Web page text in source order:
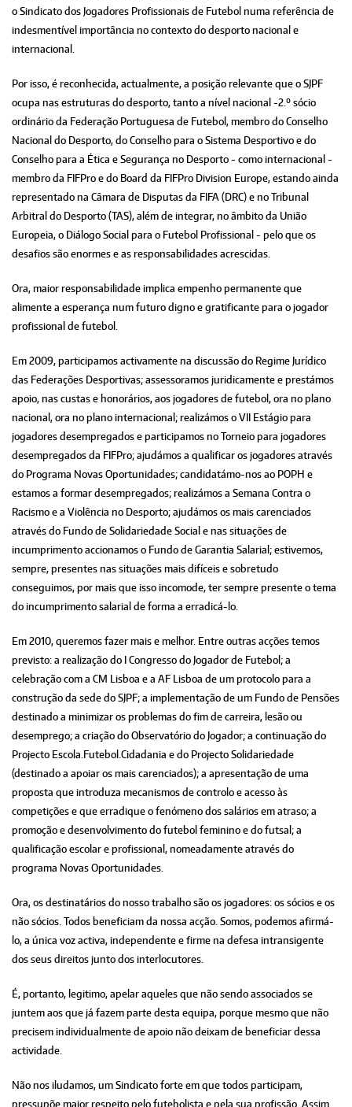
o Sindicato dos Jogadores Profissionais de Futebol numa referência de
indesmentível importância no contexto do desporto nacional e
internacional.
Por isso, é reconhecida, actualmente, a posição relevante que o SJPF
ocupa nas estruturas do desporto, tanto a nível nacional -2.º sócio
ordinário da Federação Portuguesa de Futebol, membro do Conselho
Nacional do Desporto, do Conselho para o Sistema Desportivo e do
Conselho para a Ética e Segurança no Desporto - como internacional -
membro da FIFPro e do Board da FIFPro Division Europe, estando ainda
representado na Câmara de Disputas da FIFA (DRC) e no Tribunal
Arbitral do Desporto (TAS), além de integrar, no âmbito da União
Europeia, o Diálogo Social para o Futebol Profissional - pelo que os
desafios são enormes e as responsabilidades acrescidas.
Ora, maior responsabilidade implica empenho permanente que
alimente a esperança num futuro digno e gratificante para o jogador
profissional de futebol.
Em 2009, participamos activamente na discussão do Regime Jurídico
das Federações Desportivas; assessoramos juridicamente e prestámos
apoio, nas custas e honorários, aos jogadores de futebol, ora no plano
nacional, ora no plano internacional; realizámos o VII Estágio para
jogadores desempregados e participamos no Torneio para jogadores
desempregados da FIFPro; ajudámos a qualificar os jogadores através
do Programa Novas Oportunidades; candidatámo-nos ao POPH e
estamos a formar desempregados; realizámos a Semana Contra o
Racismo e a Violência no Desporto; ajudámos os mais carenciados
através do Fundo de Solidariedade Social e nas situações de
incumprimento accionamos o Fundo de Garantia Salarial; estivemos,
sempre, presentes nas situações mais difíceis e sobretudo
conseguimos, por mais que isso incomode, ter sempre presente o tema
do incumprimento salarial de forma a erradicá-lo.
Em 2010, queremos fazer mais e melhor. Entre outras acções temos
previsto: a realização do I Congresso do Jogador de Futebol; a
celebração com a CM Lisboa e a AF Lisboa de um protocolo para a
construção da sede do SJPF; a implementação de um Fundo de Pensões
destinado a minimizar os problemas do fim de carreira, lesão ou
desemprego; a criação do Observatório do Jogador; a continuação do
Projecto Escola.Futebol.Cidadania e do Projecto Solidariedade
(destinado a apoiar os mais carenciados); a apresentação de uma
proposta que introduza mecanismos de controlo e acesso às
competições e que erradique o fenómeno dos salários em atraso; a
promoção e desenvolvimento do futebol feminino e do futsal; a
qualificação escolar e profissional, nomeadamente através do
programa Novas Oportunidades.
Ora, os destinatários do nosso trabalho são os jogadores: os sócios e os
não sócios. Todos beneficiam da nossa acção. Somos, podemos afirmá-
lo, a única voz activa, independente e firme na defesa intransigente
dos seus direitos junto dos interlocutores.
É, portanto, legitimo, apelar aqueles que não sendo associados se
juntem aos que já fazem parte desta equipa, porque mesmo que não
precisem individualmente de apoio não deixam de beneficiar dessa
actividade.
Não nos iludamos, um Sindicato forte em que todos participam,
pressupõe maior respeito pelo futebolista e pela sua profissão. Assim